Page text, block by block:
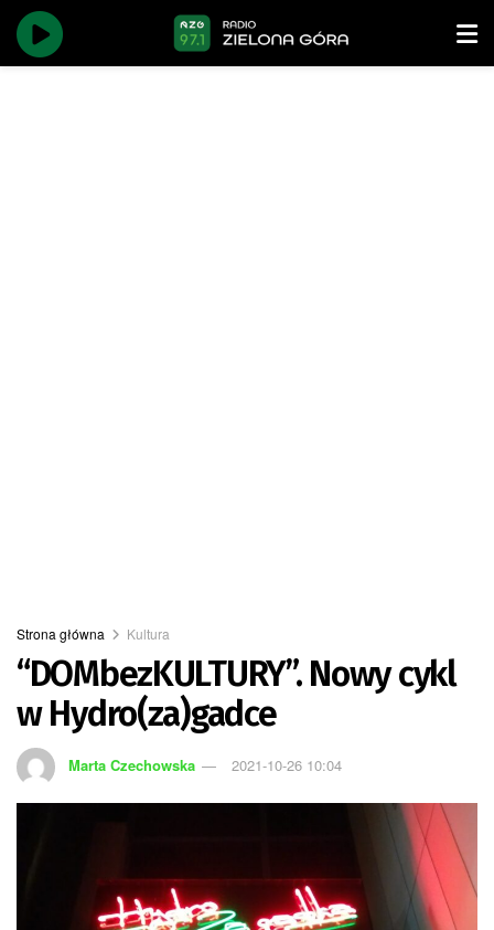
Strona główna Kultura
“DOMbezKULTURY”. Nowy cykl
w Hydro(za)gadce
Marta Czechowska 2021-10-26 10:04